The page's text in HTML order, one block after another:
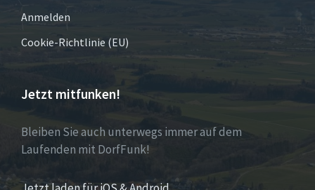
Anmelden
Cookie-Richtlinie (EU)
Jetzt mitfunken!
Bleiben Sie auch unterwegs immer auf dem
Laufenden mit DorfFunk!